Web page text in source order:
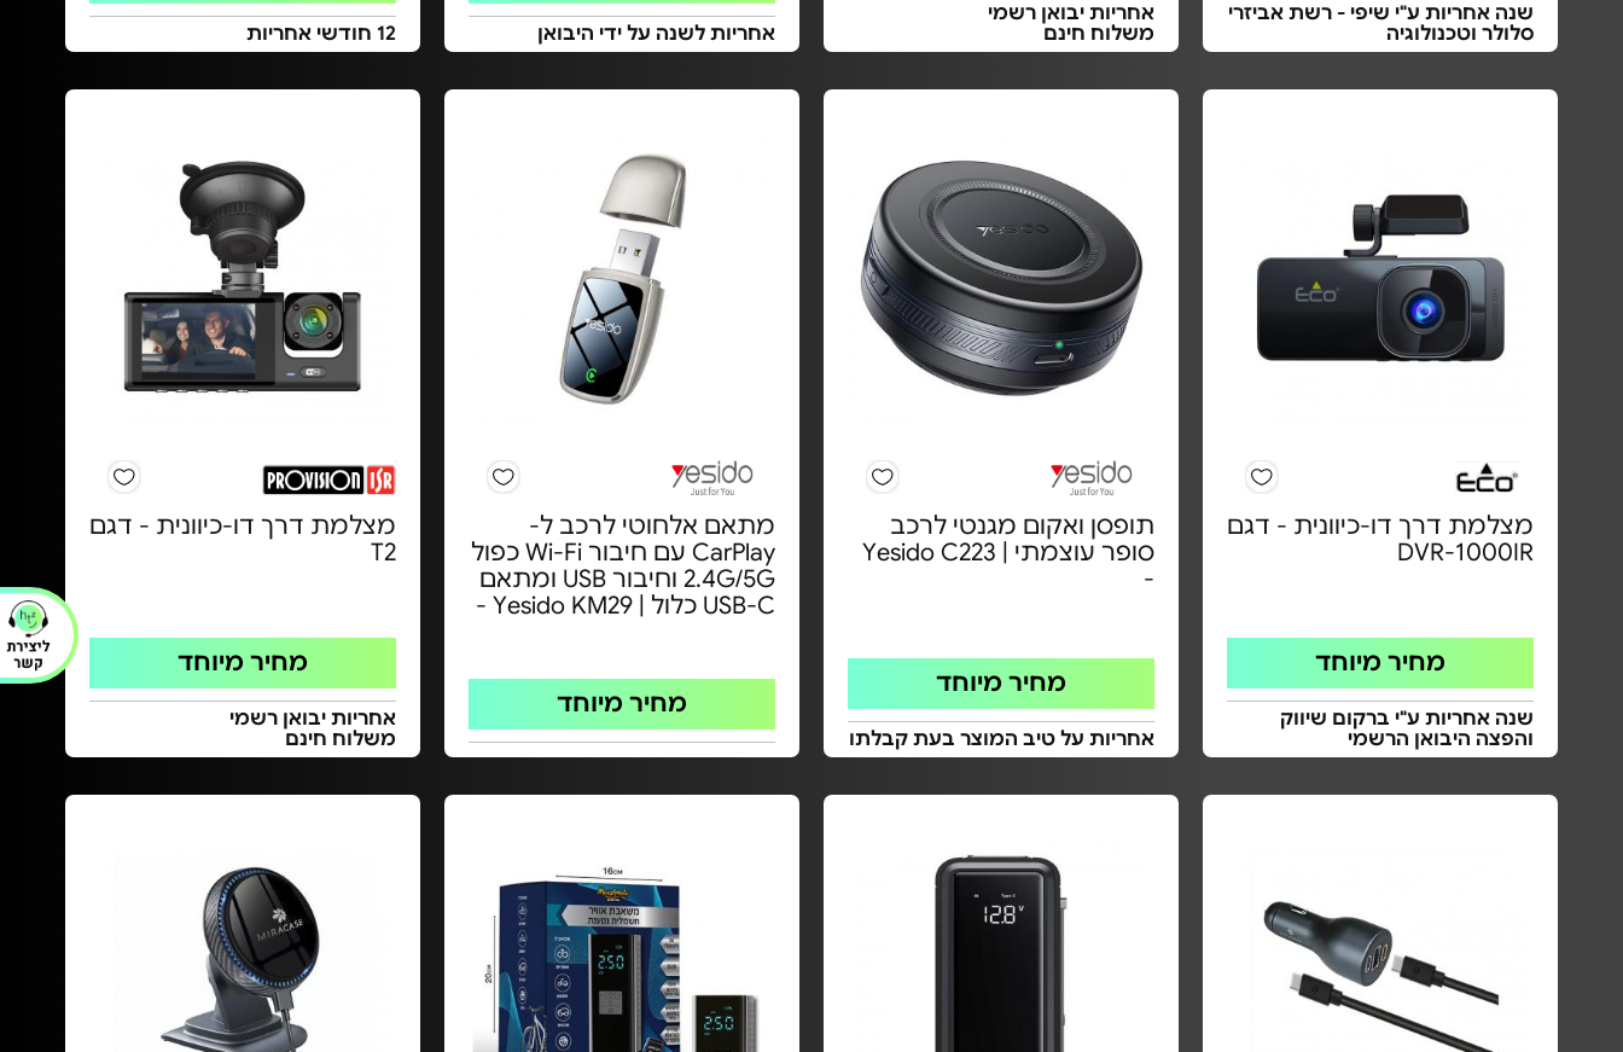
שנה אחריות ע"י שיפי - רשת אביזרי
סלולר וטכנולוגיה
אחריות יבואן רשמי
משלוח חינם
אחריות לשנה על ידי היבואן 12 חודשי אחריות
מצלמת דרך דו-כיוונית - דגם
DVR-1000IR
מחיר מיוחד
שנה אחריות ע"י ברקום שיווק
והפצה היבואן הרשמי
תופסן ואקום מגנטי לרכב
סופר עוצמתי | Yesido C223
-
מחיר מיוחד
אחריות על טיב המוצר בעת קבלתו
מתאם אלחוטי לרכב ל-
CarPlay עם חיבור Wi-Fi כפול
2.4G/5G וחיבור USB ומתאם
USB-C כלול | Yesido KM29 -
מחיר מיוחד
מצלמת דרך דו-כיוונית - דגם
T2
מחיר מיוחד
אחריות יבואן רשמי
משלוח חינם